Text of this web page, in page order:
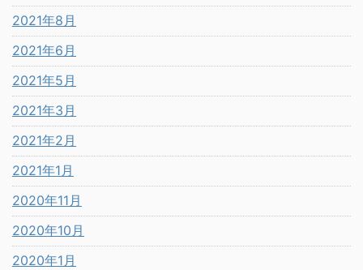
2021年8月
2021年6月
2021年5月
2021年3月
2021年2月
2021年1月
2020年11月
2020年10月
2020年1月